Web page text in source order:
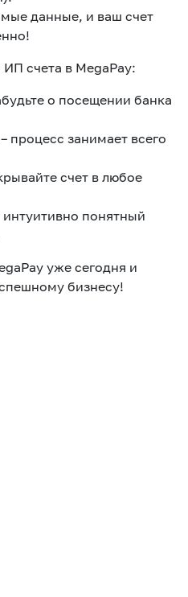
данные, и ваш счет
счета в MegaPay:
о посещении банка
процесс занимает всего
счет в любое
понятный
уже сегодня и
бизнесу!